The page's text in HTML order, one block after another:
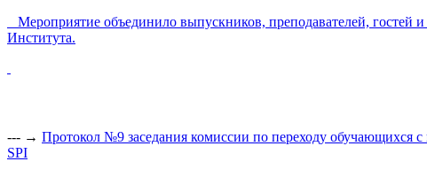
Мероприятие объединило выпускников, преподавателей, гостей
Института.
--- → Протокол №9 заседания комиссии по переходу обучающихся с
SPI